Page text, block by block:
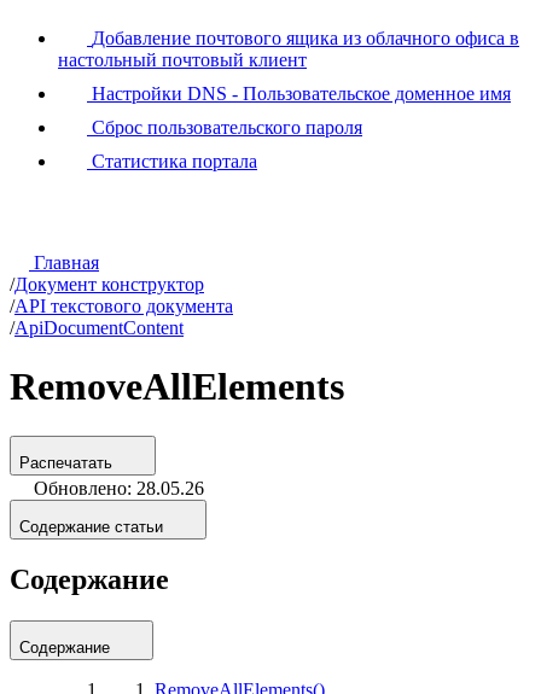
Добавление почтового ящика из облачного офиса в
настольный почтовый клиент
Настройки DNS - Пользовательское доменное имя
Сброс пользовательского пароля
Статистика портала
Главная
/Документ конструктор
/API текстового документа
/ApiDocumentContent
RemoveAllElements
Распечатать
Обновлено: 28.05.26
Содержание статьи
Содержание
Содержание
RemoveAllElements()